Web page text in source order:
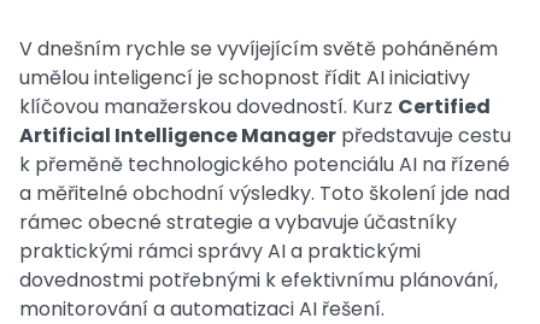
V dnešním rychle se vyvíjejícím světě poháněném
umělou inteligencí je schopnost řídit AI iniciativy
klíčovou manažerskou dovedností. Kurz Certified
Artificial Intelligence Manager představuje cestu
k přeměně technologického potenciálu AI na řízené
a měřitelné obchodní výsledky. Toto školení jde nad
rámec obecné strategie a vybavuje účastníky
praktickými rámci správy AI a praktickými
dovednostmi potřebnými k efektivnímu plánování,
monitorování a automatizaci AI řešení.